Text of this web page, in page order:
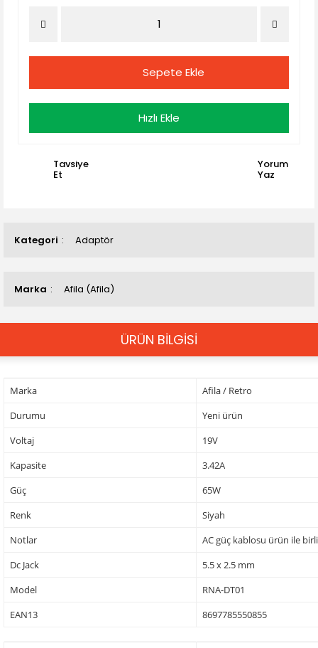
Kategori Adaptör
Marka Afila (Afila)
Sepete Ekle
Hızlı Ekle
Tavsiye
Et
Yorum
Yaz
ÜRÜN BİLGİSİ
Marka
Afila / Retro
Durumu
Yeni ürün
Voltaj
19V
Kapasite
3.42A
Güç
65W
Renk
Siyah
Notlar
AC güç kablosu ürün ile
Dc Jack
5.5 x 2.5 mm
Model
RNA-DT01
EAN13
8697785550855